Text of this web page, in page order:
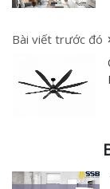
Bài viết trước đó